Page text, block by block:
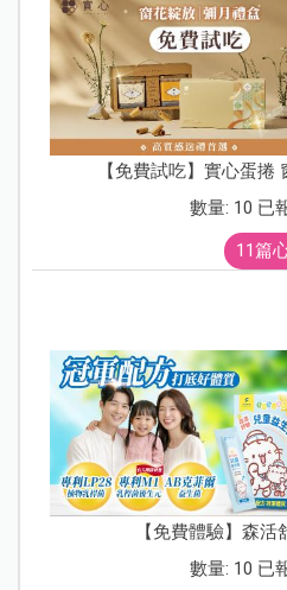
【免費試吃】實心蛋捲
數量: 10 已
11篇
【免費體驗】森
數量: 10 已